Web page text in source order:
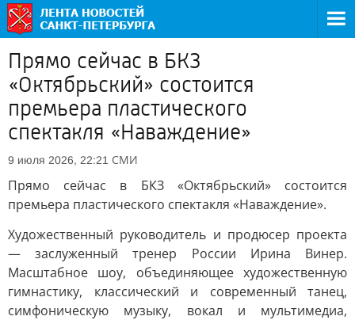
Прямо сейчас в БКЗ
«Октябрьский» состоится
премьера пластического
спектакля «Наваждение»
9 июля 2026, 22:21 СМИ
Прямо сейчас в БКЗ «Октябрьский» состоится
премьера пластического спектакля «Наваждение».
Художественный руководитель и продюсер проекта
— заслуженный тренер России Ирина Винер.
Масштабное шоу, объединяющее художественную
гимнастику, классический и современный танец,
симфоническую музыку, вокал и мультимедиа,